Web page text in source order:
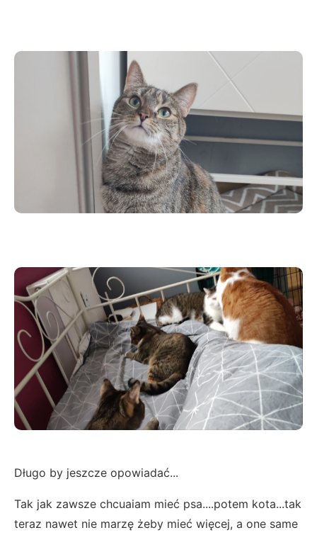
Długo by jeszcze opowiadać...
Tak jak zawsze chcuaiam mieć psa....potem kota...tak
teraz nawet nie marzę żeby mieć więcej, a one same